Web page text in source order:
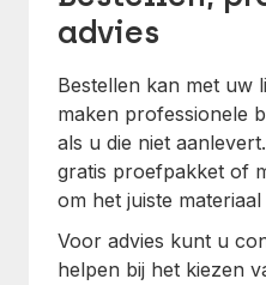
advies
Bestellen kan met uw
maken professionele
als u die niet
gratis proefpakket of
om het juiste
Voor advies kunt u
helpen bij het kiezen